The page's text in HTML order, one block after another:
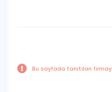
Bu sayfada tanıtılan